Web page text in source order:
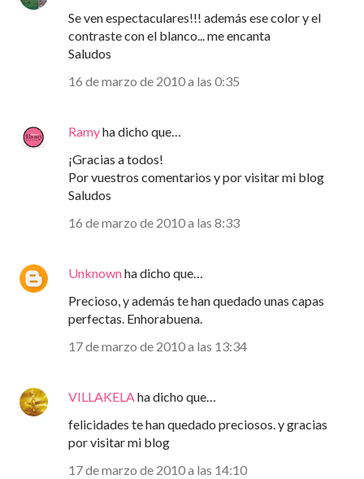
Se ven espectaculares!!! además ese color y el
contraste con el blanco... me encanta
Saludos
16 de marzo de 2010 a las 0:35
Ramyha dicho que…
¡Gracias a todos!
Por vuestros comentarios y por visitar mi blog
Saludos
16 de marzo de 2010 a las 8:33
Unknownha dicho que…
Precioso, y además te han quedado unas capas
perfectas. Enhorabuena.
17 de marzo de 2010 a las 13:34
VILLAKELAha dicho que…
felicidades te han quedado preciosos. y gracias
por visitar mi blog
17 de marzo de 2010 a las 14:10